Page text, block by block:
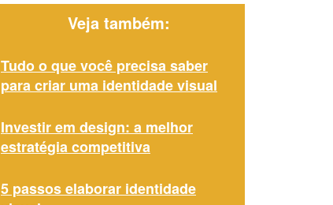
Veja também:
Tudo o que você precisa saber
para criar uma identidade visual
Investir em design: a melhor
estratégia competitiva
5 passos elaborar identidade